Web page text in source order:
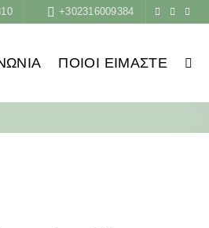
+302316009384
ΠΟΙΟΙ ΕΊΜΑΣΤΕ